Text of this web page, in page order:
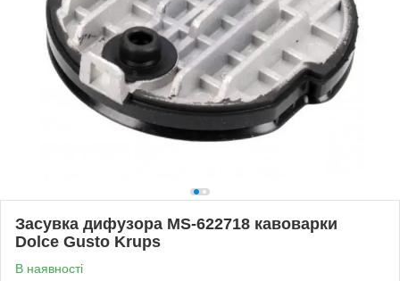
Засувка дифузора MS-622718 кавоварки
Dolce Gusto Krups
В наявності